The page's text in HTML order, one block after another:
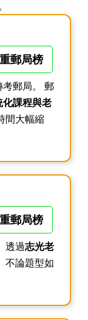
郵局榜
考郵局。 郵
化課程與老
間大幅縮
郵局榜
透過志光老
不論題型如